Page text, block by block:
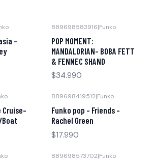
-
889698583916|Funko
POP MOMENT:
MANDALORIAN- BOBA FETT
& FENNEC SHAND
$34.990
Cruise-
Boat
889698419512|Funko
Funko pop - Friends -
Rachel Green
$17.990
889698573702|Funko